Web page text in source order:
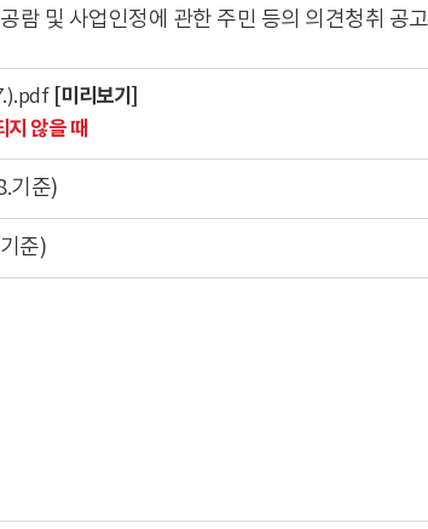
람 및 사업인정에 관한 주민 등의 의견청취 공
[미리보기]
지 않을 때
기준)
준)